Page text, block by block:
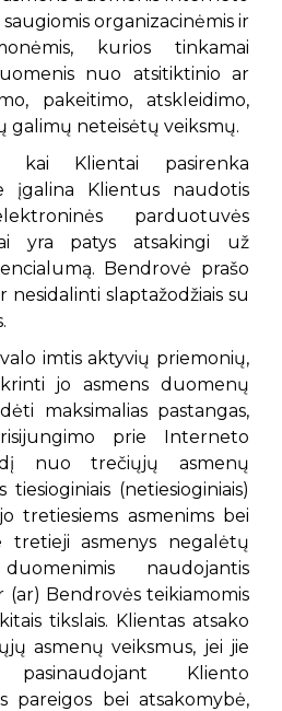
organizacinėmis ir
kurios tinkamai
nuo atsitiktinio ar
pakeitimo, atskleidimo,
galimų neteisėtų veiksmų.
kai Klientai pasirenka
įgalina Klientus naudotis
parduotuvės
yra patys atsakingi už
Bendrovė prašo
nesidalinti slaptažodžiais su
imtis aktyvių priemonių,
jo asmens duomenų
maksimalias pastangas,
prie Interneto
nuo trečiųjų asmenų
tiesioginiais (netiesioginiais)
tretiesiems asmenims bei
tretieji asmenys negalėtų
naudojantis
Bendrovės teikiamomis
tikslais. Klientas atsako
asmenų veiksmus, jei jie
Kliento
pareigos bei atsakomybė,